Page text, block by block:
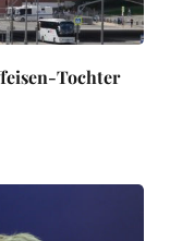
Tochter